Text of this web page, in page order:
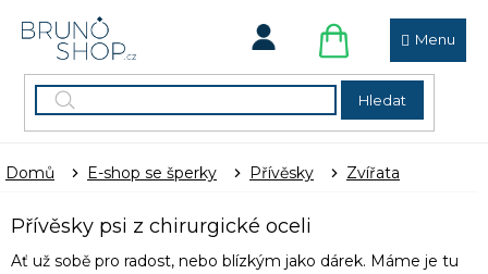
Hledat
NÁKUPNÍ
KOŠÍK
Domů E-shop se šperky Přívěsky Zvířata
Přívěsky psi z chirurgické oceli
Ať už sobě pro radost, nebo blízkým jako dárek. Máme je tu